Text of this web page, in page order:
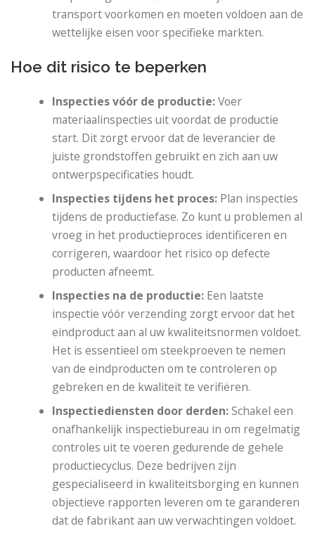
transport voorkomen en moeten voldoen aan de
wettelijke eisen voor specifieke markten.
Hoe dit risico te beperken
Inspecties vóór de productie:Voer
materiaalinspecties uit voordat de productie
start. Dit zorgt ervoor dat de leverancier de
juiste grondstoffen gebruikt en zich aan uw
ontwerpspecificaties houdt.
Inspecties tijdens het proces: Plan inspecties
tijdens de productiefase. Zo kunt u problemen al
vroeg in het productieproces identificeren en
corrigeren, waardoor het risico op defecte
producten afneemt.
Inspecties na de productie: Een laatste
inspectie vóór verzending zorgt ervoor dat het
eindproduct aan al uw kwaliteitsnormen voldoet.
Het is essentieel om steekproeven te nemen
van de eindproducten om te controleren op
gebreken en de kwaliteit te verifiëren.
Inspectiediensten door derden:Schakel een
onafhankelijk inspectiebureau in om regelmatig
controles uit te voeren gedurende de gehele
productiecyclus. Deze bedrijven zijn
gespecialiseerd in kwaliteitsborging en kunnen
objectieve rapporten leveren om te garanderen
dat de fabrikant aan uw verwachtingen voldoet.